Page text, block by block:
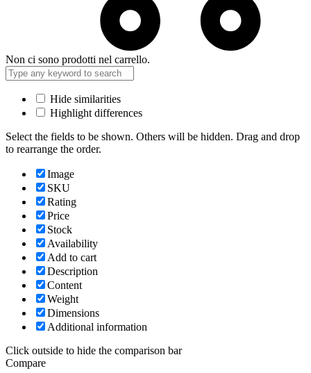
Non ci sono prodotti nel carrello.
Hide similarities
Highlight differences
Select the fields to be shown. Others will be hidden. Drag and drop
to rearrange the order.
Image
SKU
Rating
Price
Stock
Availability
Add to cart
Description
Content
Weight
Dimensions
Additional information
Click outside to hide the comparison bar
Compare